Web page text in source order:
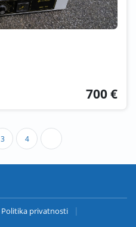
700 €
3 4
Politika privatnosti